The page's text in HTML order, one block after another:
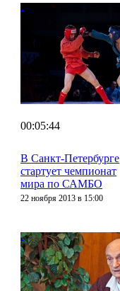
00:05:44
В Санкт-Петербурге
стартует чемпионат
мира по САМБО
22 ноября 2013 в 15:00